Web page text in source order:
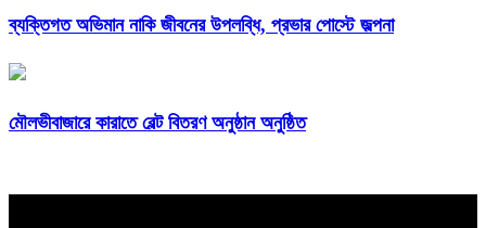
ব্যক্তিগত অভিমান নাকি জীবনের উপলব্ধি, প্রভার পোস্টে জল্পনা
মৌলভীবাজারে কারাতে বেল্ট বিতরণ অনুষ্ঠান অনুষ্ঠিত